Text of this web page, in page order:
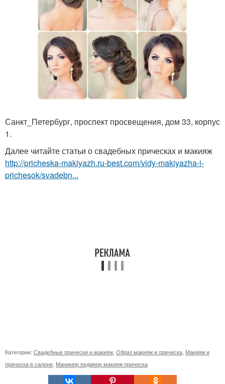
Санкт_Петербург, проспект просвещения, дом 33, корпус
1.
Далее читайте статьи о свадебных прическах и макияж
http://pricheska-makiyazh.ru-best.com/vidy-makiyazha-i-
prichesok/svadebn...
Категории: Свадебные прически и макияж Образ макияж и прическа Макияж и
прическа в салоне Маникюр педикюр макияж прическа